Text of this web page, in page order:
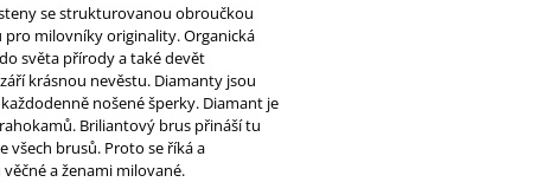
se strukturovanou obroučkou
pro milovníky originality. Organická
světa přírody a také devět
krásnou nevěstu. Diamanty jsou
nošené šperky. Diamant je
Briliantový brus přináší tu
všech brusů. Proto se říká a
a ženami milované.